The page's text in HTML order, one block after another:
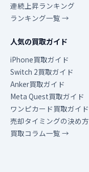
連続上昇ランキング
ランキング一覧 →
人気の買取ガイド
iPhone買取ガイド
Switch 2買取ガイド
Anker買取ガイド
Meta Quest買取ガイド
ワンピカード買取ガイド
売却タイミングの決め方
買取コラム一覧 →